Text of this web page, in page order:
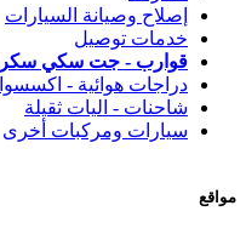
إصلاح وصيانة السيارات
خدمات توصيل
قوارب - جت سكي
دراجات هوائية -
شاحنات - اليات ثقيلة
سيارات ومركبات أخرى
مواقع